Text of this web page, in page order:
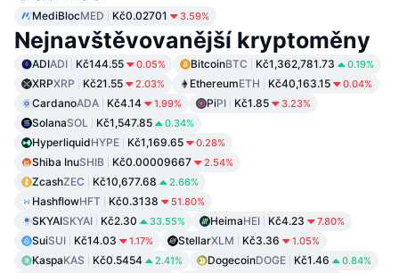
MediBlocMED Kč0.02701 3.59%
Nejnavštěvovanější kryptoměny
ADIADI Kč144.55 0.05% BitcoinBTC Kč1,362,781.73 0.19%
XRPXRP Kč21.55 2.03% EthereumETH Kč40,163.15 0.04%
CardanoADA Kč4.14 1.99% PiPI Kč1.85 3.23%
SolanaSOL Kč1,547.85 0.34%
HyperliquidHYPE Kč1,169.65 0.28%
Shiba InuSHIB Kč0.00009667 2.54%
ZcashZEC Kč10,677.68 2.66%
HashflowHFT Kč0.3138 51.80%
SKYAISKYAI Kč2.30 33.55% HeimaHEI Kč4.23 7.80%
SuiSUI Kč14.03 1.17% StellarXLM Kč3.36 1.05%
KaspaKAS Kč0.5454 2.41% DogecoinDOGE Kč1.46 0.84%